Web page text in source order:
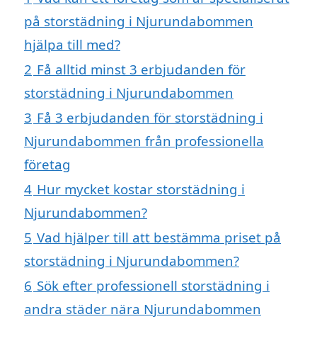
på storstädning i Njurundabommen
hjälpa till med?
2 Få alltid minst 3 erbjudanden för
storstädning i Njurundabommen
3 Få 3 erbjudanden för storstädning i
Njurundabommen från professionella
företag
4 Hur mycket kostar storstädning i
Njurundabommen?
5 Vad hjälper till att bestämma priset på
storstädning i Njurundabommen?
6 Sök efter professionell storstädning i
andra städer nära Njurundabommen